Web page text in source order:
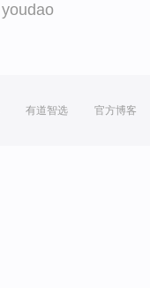
youdao
有道智选 官方博客